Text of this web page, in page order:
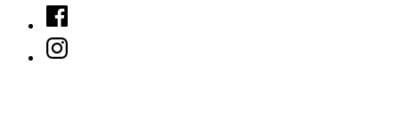
Facebook
Instagram